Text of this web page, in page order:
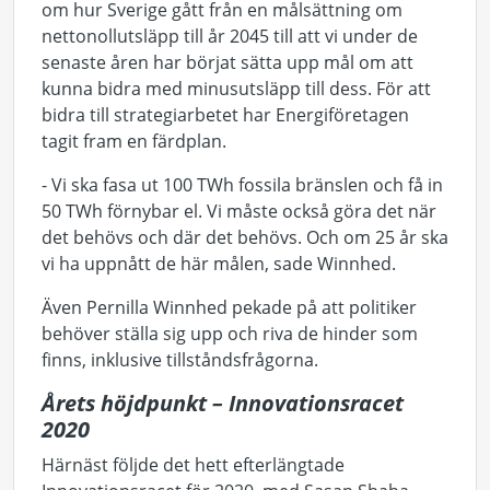
om hur Sverige gått från en målsättning om
nettonollutsläpp till år 2045 till att vi under de
senaste åren har börjat sätta upp mål om att
kunna bidra med minusutsläpp till dess. För att
bidra till strategiarbetet har Energiföretagen
tagit fram en färdplan.
- Vi ska fasa ut 100 TWh fossila bränslen och få in
50 TWh förnybar el. Vi måste också göra det när
det behövs och där det behövs. Och om 25 år ska
vi ha uppnått de här målen, sade Winnhed.
Även Pernilla Winnhed pekade på att politiker
behöver ställa sig upp och riva de hinder som
finns, inklusive tillståndsfrågorna.
Årets höjdpunkt – Innovationsracet
2020
Härnäst följde det hett efterlängtade